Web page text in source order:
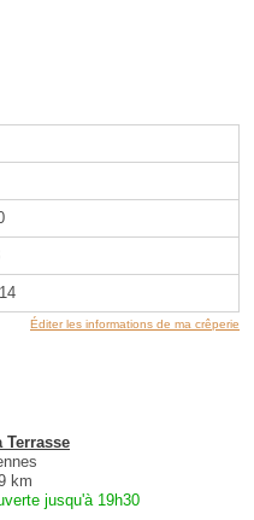
Éditer les informations de ma crêperie
Terrasse
km
jusqu'à 19h30